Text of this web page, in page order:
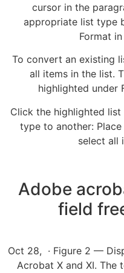
cursor in the
appropriate list type
Format
To convert an existing
all items in the list.
highlighted under
Click the highlighted
type to another:
select all
Adobe
field
Oct 28, · Figure 2 —
Acrobat X and XI. The